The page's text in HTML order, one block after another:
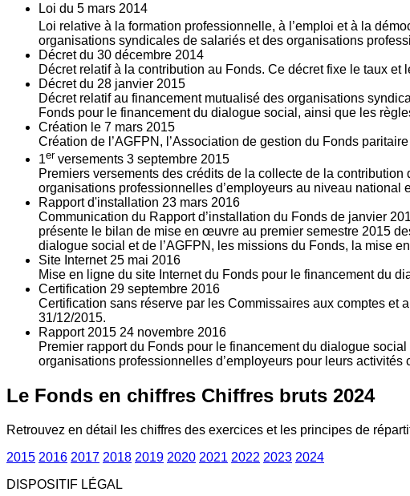
Loi du 5 mars 2014
Loi relative à la formation professionnelle, à l’emploi et à la
organisations syndicales de salariés et des organisations
Décret du 30 décembre 2014
Décret relatif à la contribution au Fonds. Ce décret fixe le taux
Décret du 28 janvier 2015
Décret relatif au financement mutualisé des organisations
Fonds pour le financement du dialogue social, ainsi que les
Création le 7 mars 2015
Création de l’AGFPN, l’Association de gestion du Fonds
1er versements 3 septembre 2015
Premiers versements des crédits de la collecte de la
organisations professionnelles d’employeurs au niveau national
Rapport d'installation 23 mars 2016
Communication du Rapport d’installation du Fonds de janvier
présente le bilan de mise en œuvre au premier semestre 2015
dialogue social et de l’AGFPN, les missions du Fonds, la mise
Site Internet 25 mai 2016
Mise en ligne du site Internet du Fonds pour le financement du
Certification 29 septembre 2016
Certification sans réserve par les Commissaires aux comptes et
31/12/2015.
Rapport 2015 24 novembre 2016
Premier rapport du Fonds pour le financement du dialogue
organisations professionnelles d’employeurs pour leurs
Le Fonds en chiffres Chiffres bruts 2024
Retrouvez en détail les chiffres des exercices et les principes de
2015 2016 2017 2018 2019 2020 2021 2022 2023 2024
DISPOSITIF LÉGAL